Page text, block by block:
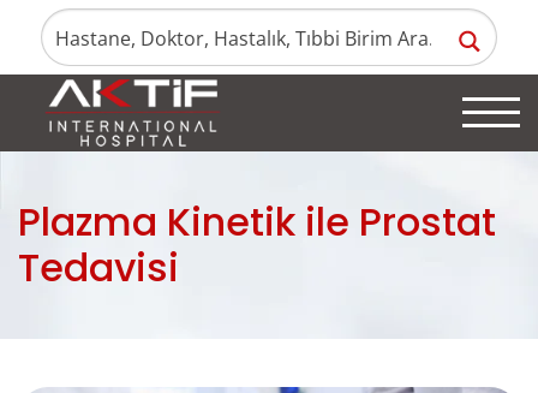
Plazma Kinetik ile Prostat
Tedavisi